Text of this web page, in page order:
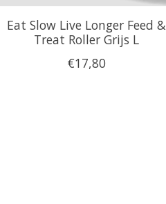
Eat Slow Live Longer Feed &
Treat Roller Grijs L
€17,80